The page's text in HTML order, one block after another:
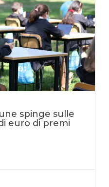
spinge sulle
euro di premi